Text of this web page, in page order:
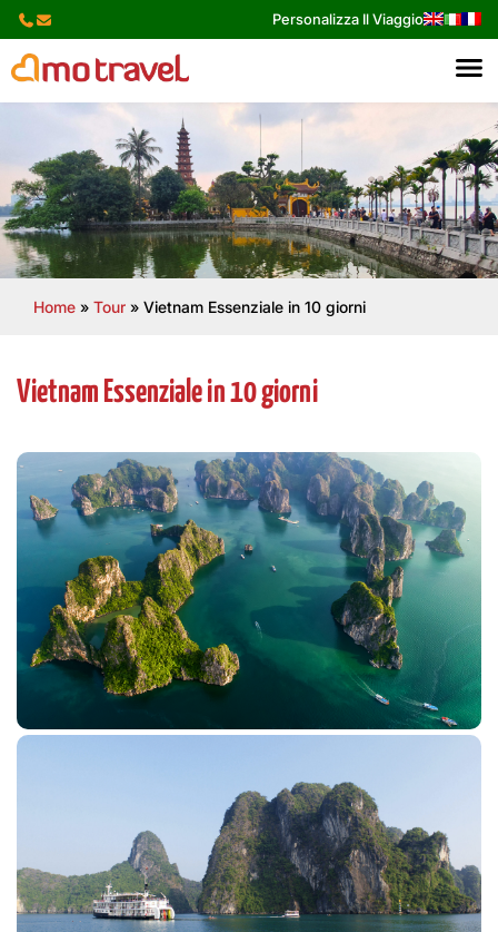
Skip
content
Personalizza Il Viaggio
Home » Tour » Vietnam Essenziale in 10 giorni
Vietnam Essenziale in 10 giorni